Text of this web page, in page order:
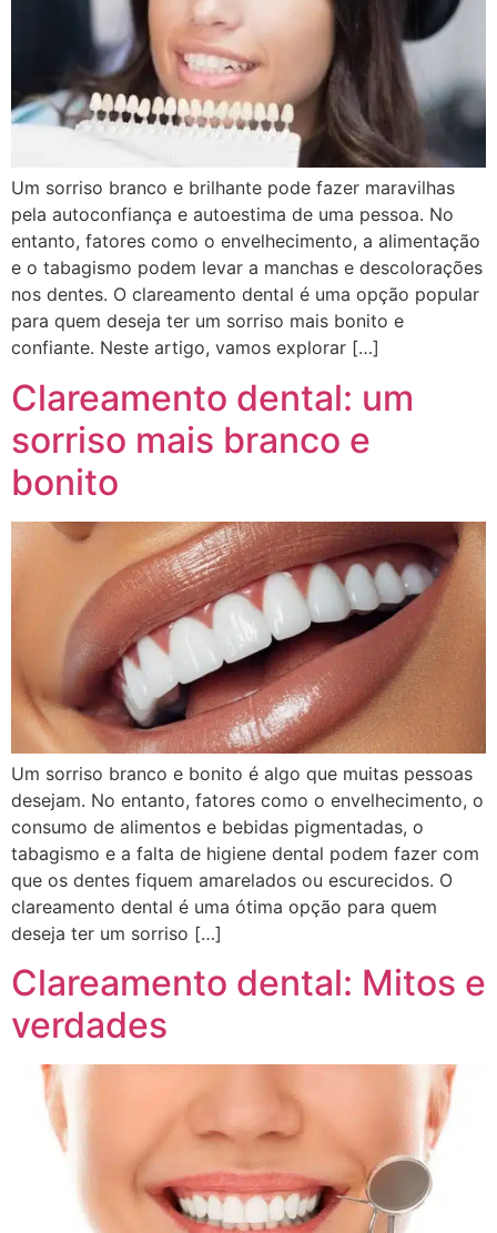
Um sorriso branco e brilhante pode fazer maravilhas
pela autoconfiança e autoestima de uma pessoa. No
entanto, fatores como o envelhecimento, a alimentação
e o tabagismo podem levar a manchas e descolorações
nos dentes. O clareamento dental é uma opção popular
para quem deseja ter um sorriso mais bonito e
confiante. Neste artigo, vamos explorar […]
Clareamento dental: um
sorriso mais branco e
bonito
Um sorriso branco e bonito é algo que muitas pessoas
desejam. No entanto, fatores como o envelhecimento, o
consumo de alimentos e bebidas pigmentadas, o
tabagismo e a falta de higiene dental podem fazer com
que os dentes fiquem amarelados ou escurecidos. O
clareamento dental é uma ótima opção para quem
deseja ter um sorriso […]
Clareamento dental: Mitos e
verdades